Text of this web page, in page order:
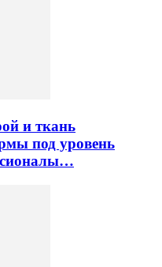
и ткань
под уровень